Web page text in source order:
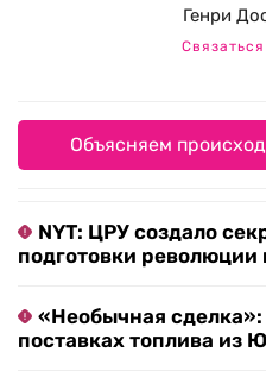
Генри
Объясняем
NYT: ЦРУ создало
подготовки революции
«Необычная
поставках топлива из